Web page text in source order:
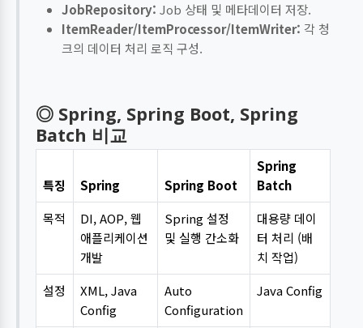
JobRepository: Job 상태 및 메타데이터 저장.
ItemReader/ItemProcessor/ItemWriter: 각 청
크의 데이터 처리 로직 구성.
◎ Spring, Spring Boot, Spring
Batch 비교
특징 Spring Spring Boot
Spring
Batch
목적
DI, AOP, 웹
애플리케이션
개발
Spring 설정
및 실행 간소화
대용량 데이
터 처리 (배
치 작업)
설정
XML, Java
Config
Auto
Configuration
Java Config